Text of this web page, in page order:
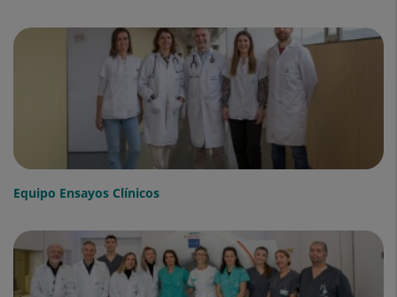
Equipo Ensayos Clínicos